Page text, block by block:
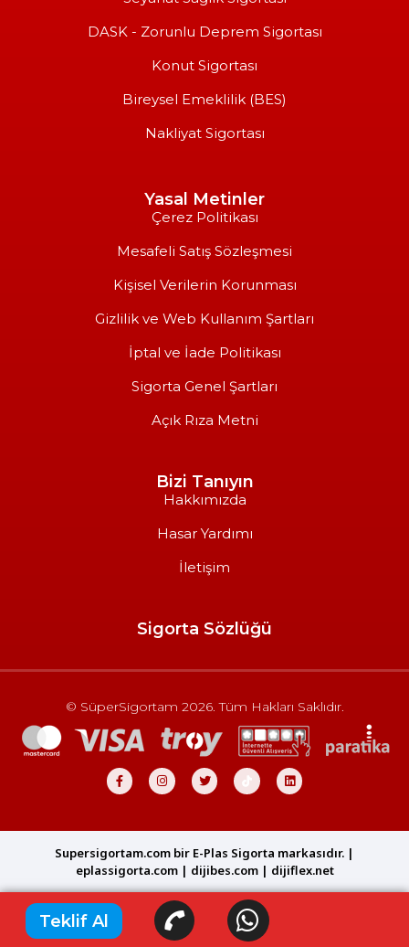
DASK - Zorunlu Deprem Sigortası
Konut Sigortası
Bireysel Emeklilik (BES)
Nakliyat Sigortası
Yasal Metinler
Çerez Politikası
Mesafeli Satış Sözleşmesi
Kişisel Verilerin Korunması
Gizlilik ve Web Kullanım Şartları
İptal ve İade Politikası
Sigorta Genel Şartları
Açık Rıza Metni
Bizi Tanıyın
Hakkımızda
Hasar Yardımı
İletişim
Sigorta Sözlüğü
© SüperSigortam 2026. Tüm Hakları Saklıdır.
Supersigortam.com bir E-Plas Sigorta markasıdır. |
eplassigorta.com| dijibes.com​| dijiflex.net
Teklif Al